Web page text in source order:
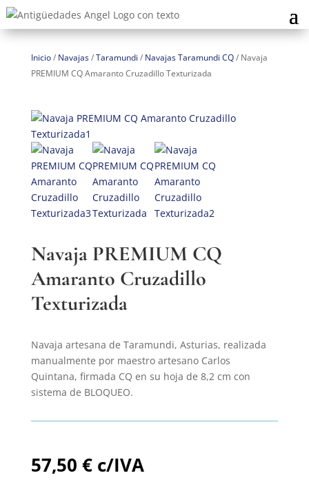
Inicio/ Navajas/Taramundi / Navajas Taramundi CQ/ Navaja
PREMIUM CQ Amaranto Cruzadillo Texturizada
Navaja PREMIUM CQ
Amaranto Cruzadillo
Texturizada
Navaja artesana de Taramundi, Asturias, realizada
manualmente por maestro artesano Carlos
Quintana, firmada CQ en su hoja de 8,2 cm con
sistema de BLOQUEO.
57,50 € c/IVA